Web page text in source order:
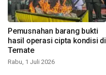
Pemusnahan barang bukti
hasil operasi cipta kondisi di
Ternate
Rabu, 1 Juli 2026